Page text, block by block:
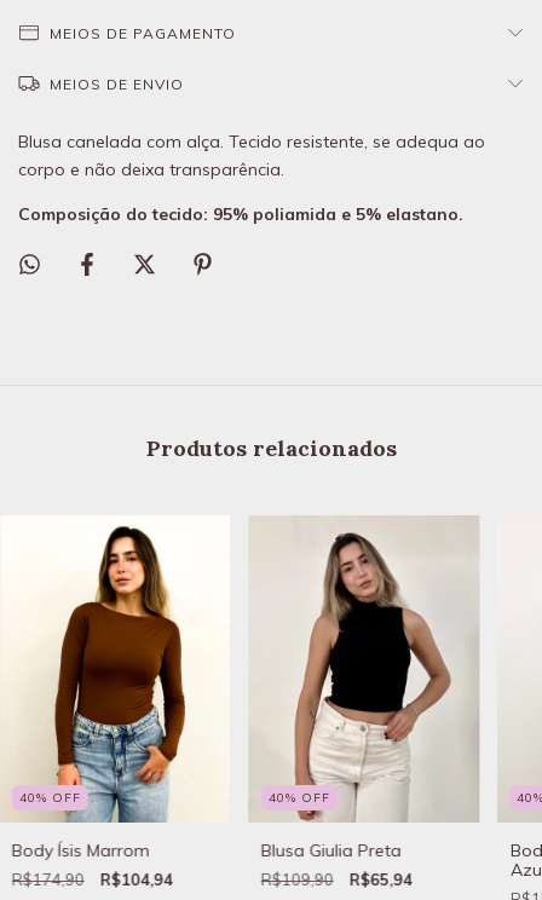
MEIOS DE PAGAMENTO
MEIOS DE ENVIO
Blusa canelada com alça. Tecido resistente, se adequa ao
corpo e não deixa transparência.
Composição do tecido: 95% poliamida e 5% elastano.
Produtos relacionados
40% OFF
Body Ísis Marrom
R$174,90 R$104,94
40% OFF
Blusa Giulia Preta
R$109,90 R$65,94
40